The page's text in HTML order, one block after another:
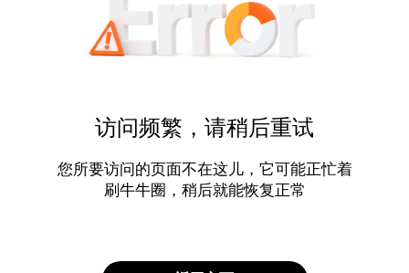
访问频繁，请稍后重试
您所要访问的页面不在这儿，它可能正忙着
刷牛牛圈，稍后就能恢复正常